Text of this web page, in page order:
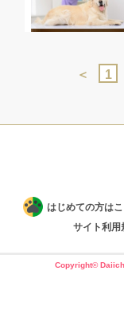
＜ 1
はじめての方は
サイト利用
Copyright©